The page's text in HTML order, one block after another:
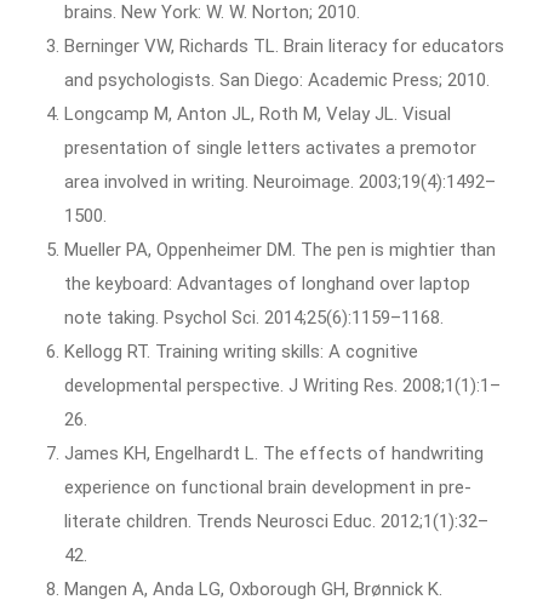
brains. New York: W. W. Norton; 2010.
Berninger VW, Richards TL. Brain literacy for educators
and psychologists. San Diego: Academic Press; 2010.
Longcamp M, Anton JL, Roth M, Velay JL. Visual
presentation of single letters activates a premotor
area involved in writing. Neuroimage. 2003;19(4):1492–
1500.
Mueller PA, Oppenheimer DM. The pen is mightier than
the keyboard: Advantages of longhand over laptop
note taking. Psychol Sci. 2014;25(6):1159–1168.
Kellogg RT. Training writing skills: A cognitive
developmental perspective. J Writing Res. 2008;1(1):1–
26.
James KH, Engelhardt L. The effects of handwriting
experience on functional brain development in pre-
literate children. Trends Neurosci Educ. 2012;1(1):32–
42.
Mangen A, Anda LG, Oxborough GH, Brønnick K.